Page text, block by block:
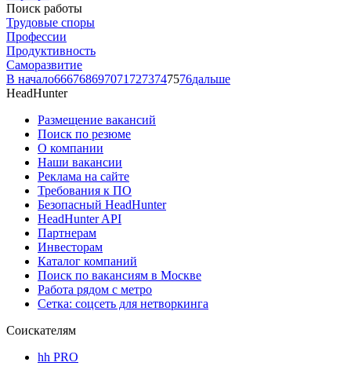
Поиск работы
Трудовые споры
Профессии
Продуктивность
Саморазвитие
В начало666768697071 7273747576дальше
HeadHunter
Размещение вакансий
Поиск по резюме
О компании
Наши вакансии
Реклама на сайте
Требования к ПО
Безопасный HeadHunter
HeadHunter API
Партнерам
Инвесторам
Каталог компаний
Поиск по вакансиям в Москве
Работа рядом с метро
Сетка: соцсеть для нетворкинга
Соискателям
hh PRO